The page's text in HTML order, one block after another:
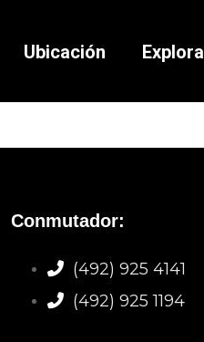
Ubicación Explora
Conmutador:
(492) 925 4141
(492) 925 1194